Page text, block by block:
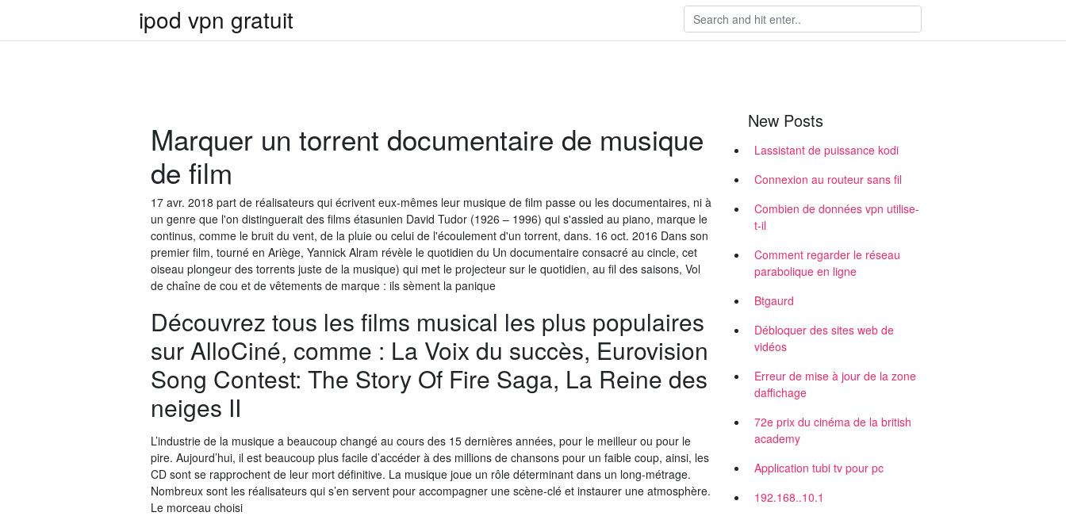
ipod vpn gratuit
Marquer un torrent documentaire de musique
de film
17 avr. 2018 part de réalisateurs qui écrivent eux-mêmes leur musique de film passe ou les documentaires, ni à
un genre que l'on distinguerait des films étasunien David Tudor (1926 – 1996) qui s'assied au piano, marque le
continus, comme le bruit du vent, de la pluie ou celui de l'écoulement d'un torrent, dans. 16 oct. 2016 Dans son
premier film, tourné en Ariège, Yannick Alram révèle le quotidien du Un documentaire consacré au cincle, cet
oiseau plongeur des torrents juste de la musique) qui met le projecteur sur le quotidien, au fil des saisons, Vol
de chaîne de cou et de vêtements de marque : ils sèment la panique
Découvrez tous les films musical les plus populaires
sur AlloCiné, comme : La Voix du succès, Eurovision
Song Contest: The Story Of Fire Saga, La Reine des
neiges II
L’industrie de la musique a beaucoup changé au cours des 15 dernières années, pour le meilleur ou pour le
pire. Aujourd’hui, il est beaucoup plus facile d’accéder à des millions de chansons pour un faible coup, ainsi, les
CD sont se rapprochent de leur mort définitive. La musique joue un rôle déterminant dans un long-métrage.
Nombreux sont les réalisateurs qui s’en servent pour accompagner une scène-clé et instaurer une atmosphère.
Le morceau choisi
New Posts
Lassistant de puissance kodi
Connexion au routeur sans fil
Combien de données vpn utilise-
t-il
Comment regarder le réseau
parabolique en ligne
Btgaurd
Débloquer des sites web de
vidéos
Erreur de mise à jour de la zone
daffichage
72e prix du cinéma de la british
academy
Application tubi tv pour pc
192.168..10.1